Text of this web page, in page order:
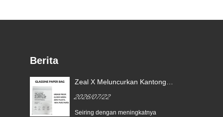
Berita
Zeal X Meluncurkan Kantong
Membantu Merek Global
Menggantikan Kemasan Plastik
2026/07/22
Seiring dengan meningkatnya